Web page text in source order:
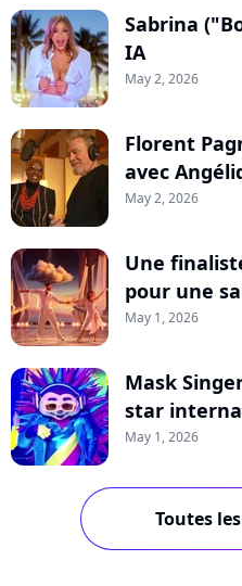
Sabrina
IA
May 2, 2026
Florent
avec
May 2, 2026
Une
pour une
May 1, 2026
Mask
star
May 1, 2026
Toutes